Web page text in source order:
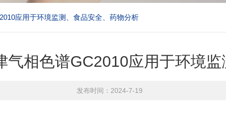
应用于环境监测、食品安全、药物分析
气相色谱GC2010应用于环境
发布时间：2024-7-19